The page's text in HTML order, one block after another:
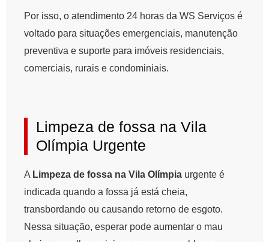
Por isso, o atendimento 24 horas da WS Serviços é
voltado para situações emergenciais, manutenção
preventiva e suporte para imóveis residenciais,
comerciais, rurais e condominiais.
Limpeza de fossa na Vila
Olímpia Urgente
A Limpeza de fossa na Vila Olímpia urgente é
indicada quando a fossa já está cheia,
transbordando ou causando retorno de esgoto.
Nessa situação, esperar pode aumentar o mau